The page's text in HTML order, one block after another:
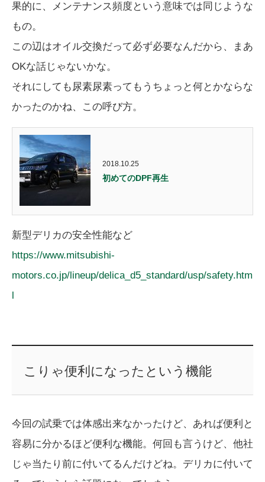
果的に、メンテナンス頻度という意味では同じような
もの。
この辺はオイル交換だって必ず必要なんだから、まあ
OKな話じゃないかな。
それにしても尿素尿素ってもうちょっと何とかならな
かったのかね、この呼び方。
2018.10.25
初めてのDPF再生
新型デリカの安全性能など
https://www.mitsubishi-
motors.co.jp/lineup/delica_d5_standard/usp/safety.htm
l
こりゃ便利になったという機能
今回の試乗では体感出来なかったけど、あれば便利と
容易に分かるほど便利な機能。何回も言うけど、他社
じゃ当たり前に付いてるんだけどね。デリカに付いて